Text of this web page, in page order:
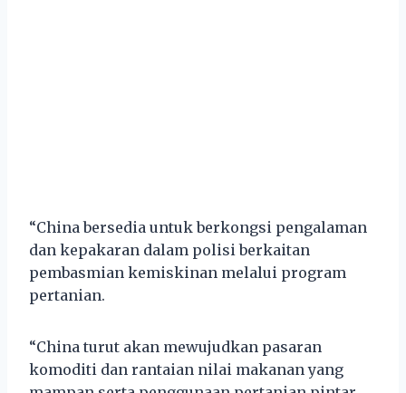
“China bersedia untuk berkongsi pengalaman
dan kepakaran dalam polisi berkaitan
pembasmian kemiskinan melalui program
pertanian.
“China turut akan mewujudkan pasaran
komoditi dan rantaian nilai makanan yang